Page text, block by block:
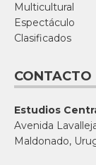
Multicultural
Espectáculo
Clasificados
CONTACTO
Estudios
Avenida
Maldonado,